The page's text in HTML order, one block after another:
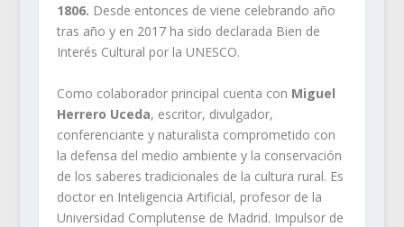
1806. Desde entonces de viene celebrando año
tras año y en 2017 ha sido declarada Bien de
Interés Cultural por la UNESCO.
Como colaborador principal cuenta con Miguel
Herrero Uceda, escritor, divulgador,
conferenciante y naturalista comprometido con
la defensa del medio ambiente y la conservación
de los saberes tradicionales de la cultura rural. Es
doctor en Inteligencia Artificial, profesor de la
Universidad Complutense de Madrid. Impulsor de